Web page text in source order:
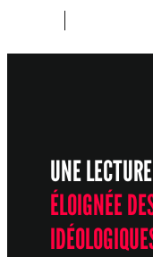
UNE
ÉLOIGNÉE